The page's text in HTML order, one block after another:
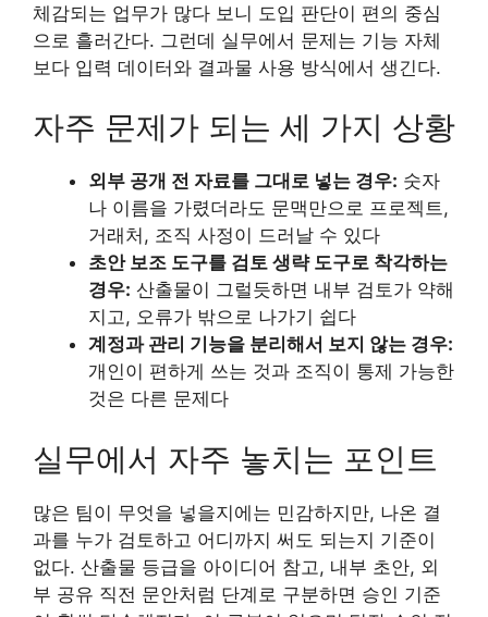
체감되는 업무가 많다 보니 도입 판단이 편의 중심
으로 흘러간다. 그런데 실무에서 문제는 기능 자체
보다 입력 데이터와 결과물 사용 방식에서 생긴다.
자주 문제가 되는 세 가지 상황
외부 공개 전 자료를 그대로 넣는 경우: 숫자
나 이름을 가렸더라도 문맥만으로 프로젝트,
거래처, 조직 사정이 드러날 수 있다
초안 보조 도구를 검토 생략 도구로 착각하는
경우: 산출물이 그럴듯하면 내부 검토가 약해
지고, 오류가 밖으로 나가기 쉽다
계정과 관리 기능을 분리해서 보지 않는 경우:
개인이 편하게 쓰는 것과 조직이 통제 가능한
것은 다른 문제다
실무에서 자주 놓치는 포인트
많은 팀이 무엇을 넣을지에는 민감하지만, 나온 결
과를 누가 검토하고 어디까지 써도 되는지 기준이
없다. 산출물 등급을 아이디어 참고, 내부 초안, 외
부 공유 직전 문안처럼 단계로 구분하면 승인 기준